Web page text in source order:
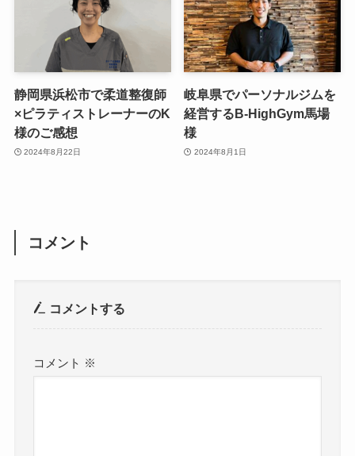
静岡県浜松市で柔道整復師
×ピラティストレーナーのK
様のご感想
2024年8月22日
岐阜県でパーソナルジムを
経営するB-HighGym馬場
様
2024年8月1日
コメント
コメントする
コメント ※